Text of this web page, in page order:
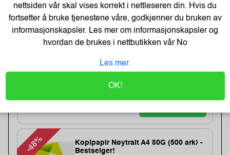
Varenummer:149006 /639753
Lagerstatus:1384 stk på lager.
Sendes om:0-2 dager
209,- Eks. Mva.
-48%
Kopipapir Nøytralt A4 80G (500 ark) -
Bestselger!
nettsiden vår skal vises korrekt i nettleseren din. Hvis du
fortsetter å bruke tjenestene våre, godkjenner du bruken av
informasjonskapsler. Les mer om informasjonskapsler og
hvordan de brukes i nettbutikken vårNo
Les mer.
OK!